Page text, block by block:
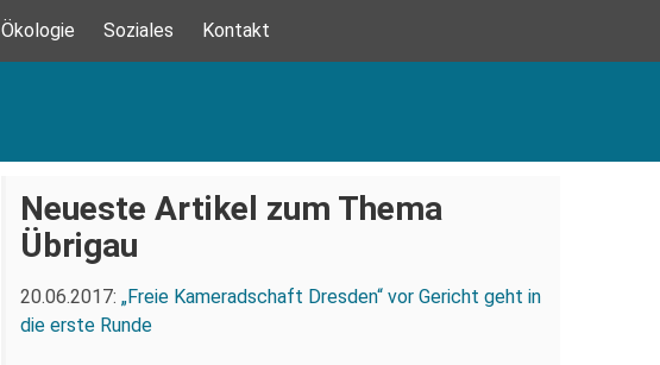
Ökologie Soziales Kontakt
Neueste Artikel zum Thema
Übrigau
20.06.2017: „Freie Kameradschaft Dresden“ vor Gericht geht in
die erste Runde